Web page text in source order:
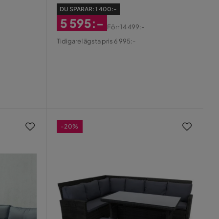
Djursvik
DU SPARAR: 1 400:-
Rabatterat
5 595:-
Original
Förr14 499:-
Tidigare lägsta pris 6 995:-
-20%